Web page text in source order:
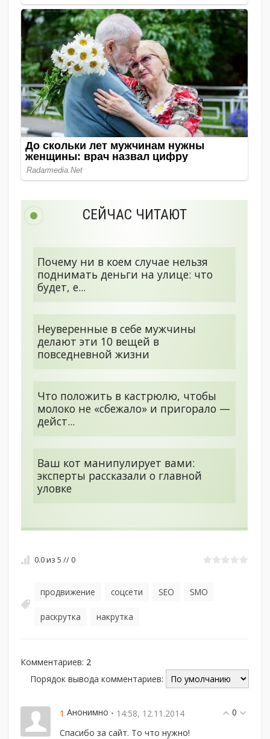
СЕЙЧАС ЧИТАЮТ
Почему ни в коем случае нельзя
поднимать деньги на улице: что
будет, е...
Неуверенные в себе мужчины
делают эти 10 вещей в
повседневной жизни
Что положить в кастрюлю, чтобы
молоко не «сбежало» и пригорало —
дейст...
Ваш кот манипулирует вами:
эксперты рассказали о главной
уловке
0.0из5 // 0
продвижение соцсети SEO SMO
раскрутка накрутка
Комментариев: 2
Порядок вывода комментариев:
0
1 Анонимно • 14:58, 12.11.2014
Спасибо за сайт. То что нужно!